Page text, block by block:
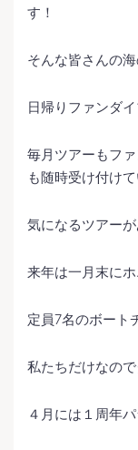
す！
そんな皆さんの
日帰りファンダ
毎月ツアーもフ
も随時受け付けて
気になるツアー
来年は一月末に
定員7名のボート
私たちだけなの
４月には１周年